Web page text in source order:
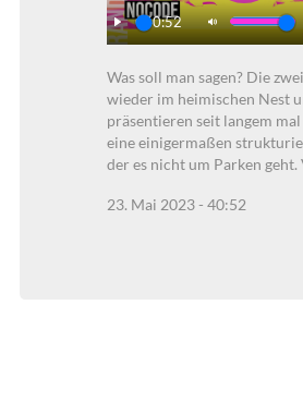
Play
40:52
Mute
Was soll man sagen? Die
wieder im heimischen Nest
präsentieren seit langem
eine einigermaßen
der es nicht um Parken geht.
23. Mai 2023 - 40:52